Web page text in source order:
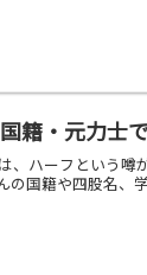
籍・元力士
、ハーフという
の国籍や四股名、